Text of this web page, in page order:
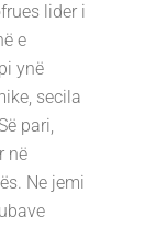
lider i
e
ynë
secila
pari,
në
Ne jemi